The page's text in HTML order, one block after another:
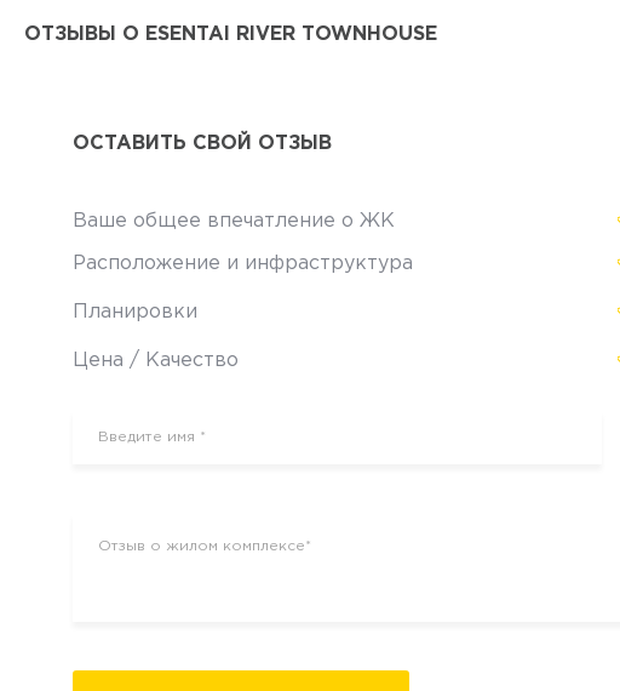
ОТЗЫВЫ О ESENTAI RIVER TOWNHOUSE
ОСТАВИТЬ СВОЙ ОТЗЫВ
Ваше общее впечатление о ЖК
Расположение и инфраструктура
Планировки
Цена / Качество